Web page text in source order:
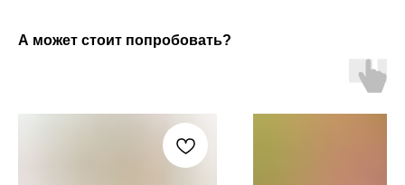
А может стоит попробовать?